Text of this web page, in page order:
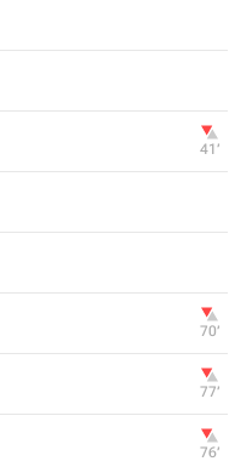
41‎’‎
70‎’‎
77‎’‎
76‎’‎